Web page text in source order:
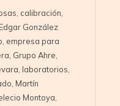
, calibración,
Edgar González
, empresa para
, Grupo Ahre,
, laboratorios,
, Martín
Montoya,